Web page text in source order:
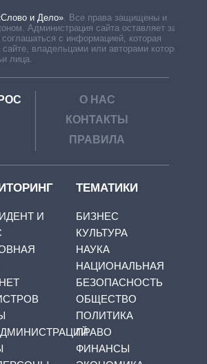
и Дело»
Все права защищены и
Администрация сайта оставляет за
с информацией, которая
сайте, владельцами или авторами которой
лица.
РОС
О НАС
КОНТАКТЫ
ПРАВИЛА
И
ТЕМАТИКИ
БИЗНЕС
КУЛЬТУРА
НАУКА
НАЦИОНАЛЬНАЯ
БЕЗОПАСНОСТЬ
ОБЩЕСТВО
ПОЛИТИКА
ПРАВО
ФИНАНСЫ